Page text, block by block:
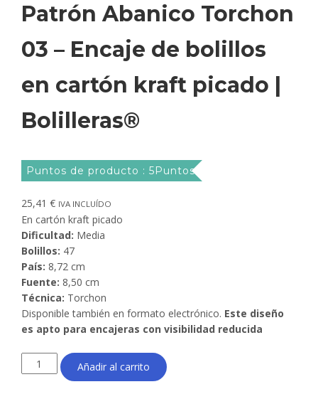
Patrón Abanico Torchon
03 – Encaje de bolillos
en cartón kraft picado |
Bolilleras®
Puntos de producto : 5Puntos
25,41 € IVA INCLUÍDO
En cartón kraft picado
Dificultad: Media
Bolillos: 47
País: 8,72 cm
Fuente: 8,50 cm
Técnica: Torchon
Disponible también en formato electrónico. Este diseño
es apto para encajeras con visibilidad reducida
Patrón
Abanico
Añadir al carrito